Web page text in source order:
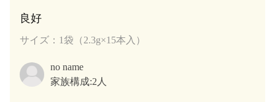
良好
サイズ：1袋（2.3g×15本入）
no name
家族構成:2人